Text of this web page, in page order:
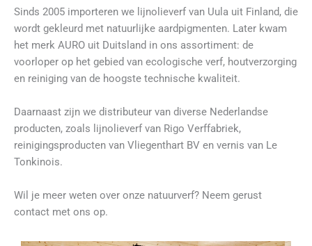
Sinds 2005 importeren we lijnolieverf van Uula uit Finland, die
wordt gekleurd met natuurlijke aardpigmenten. Later kwam
het merk AURO uit Duitsland in ons assortiment: de
voorloper op het gebied van ecologische verf, houtverzorging
en reiniging van de hoogste technische kwaliteit.
Daarnaast zijn we distributeur van diverse Nederlandse
producten, zoals lijnolieverf van Rigo Verffabriek,
reinigingsproducten van Vliegenthart BV en vernis van Le
Tonkinois.
Wil je meer weten over onze natuurverf? Neem gerust
contact met ons op.